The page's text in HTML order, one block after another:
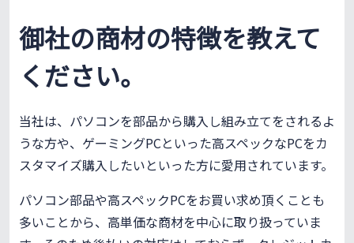
御社の商材の特徴を教えて
ください。
当社は、パソコンを部品から購入し組み立てをされるよ
うな方や、ゲーミングPCといった高スペックなPCをカ
スタマイズ購入したいといった方に愛用されています。
パソコン部品や高スペックPCをお買い求め頂くことも
多いことから、高単価な商材を中心に取り扱っていま